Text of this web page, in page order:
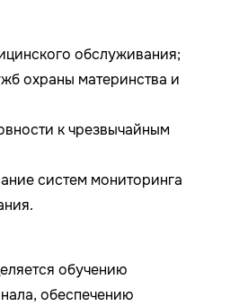
обслуживания;
охраны материнства и
к чрезвычайным
систем мониторинга
обучению
обеспечению